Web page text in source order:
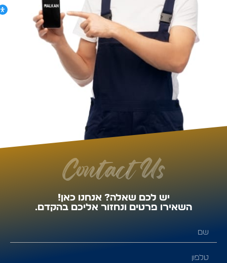
Contact Us
יש לכם שאלה? אנחנו כאן!
השאירו פרטים ונחזור אליכם בהקדם.